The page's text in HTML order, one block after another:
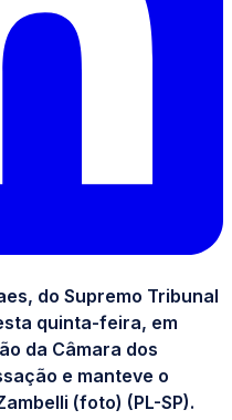
do Supremo Tribunal
quinta-feira, em
da Câmara dos
e manteve o
(foto) (PL-SP).